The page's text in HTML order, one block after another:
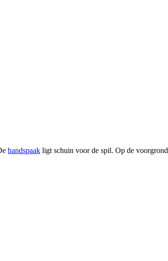
handspaak ligt schuin voor de spil. Op de voorgrond